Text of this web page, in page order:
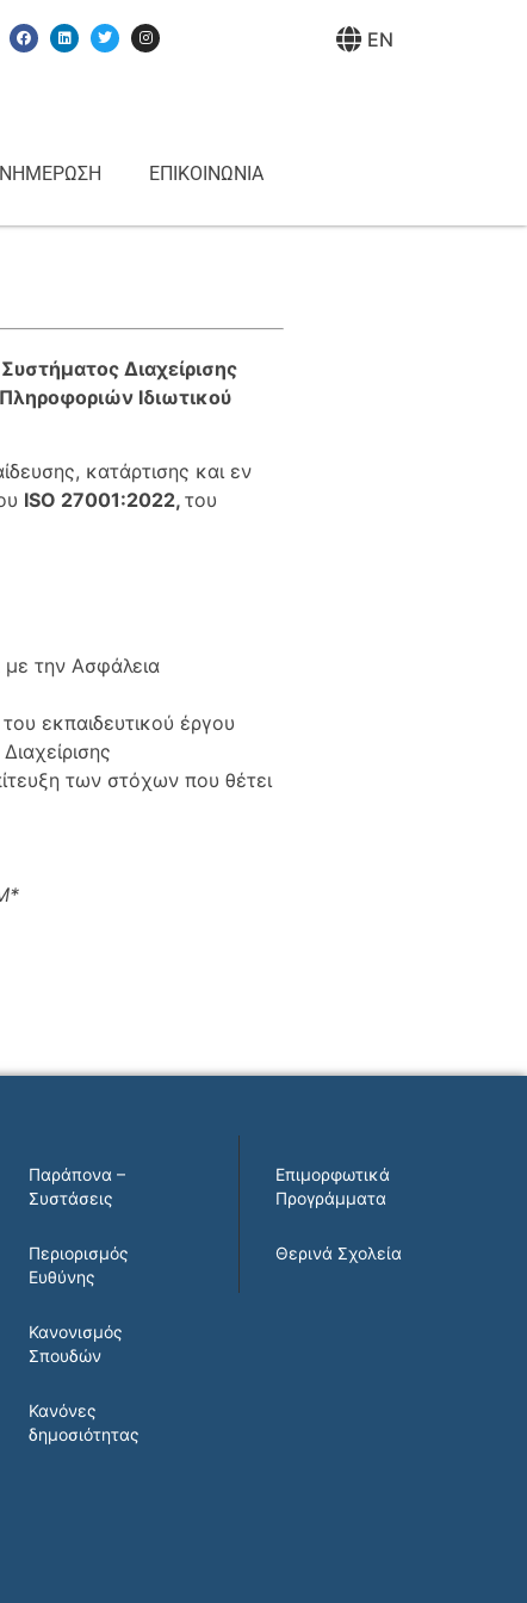
EN
ΕΠΙΚΟΙΝΩΝΙΑ
Συστήματος Διαχείρισης
Ιδιωτικού
κατάρτισης και εν
ISO 27001:2022, του
με την Ασφάλεια
εκπαιδευτικού έργου
των στόχων που θέτει
Παράπονα –
Συστάσεις
Περιορισμός
Ευθύνης
Κανονισμός
Σπουδών
Κανόνες
δημοσιότητας
Επιμορφωτικά
Προγράμματα
Θερινά Σχολεία